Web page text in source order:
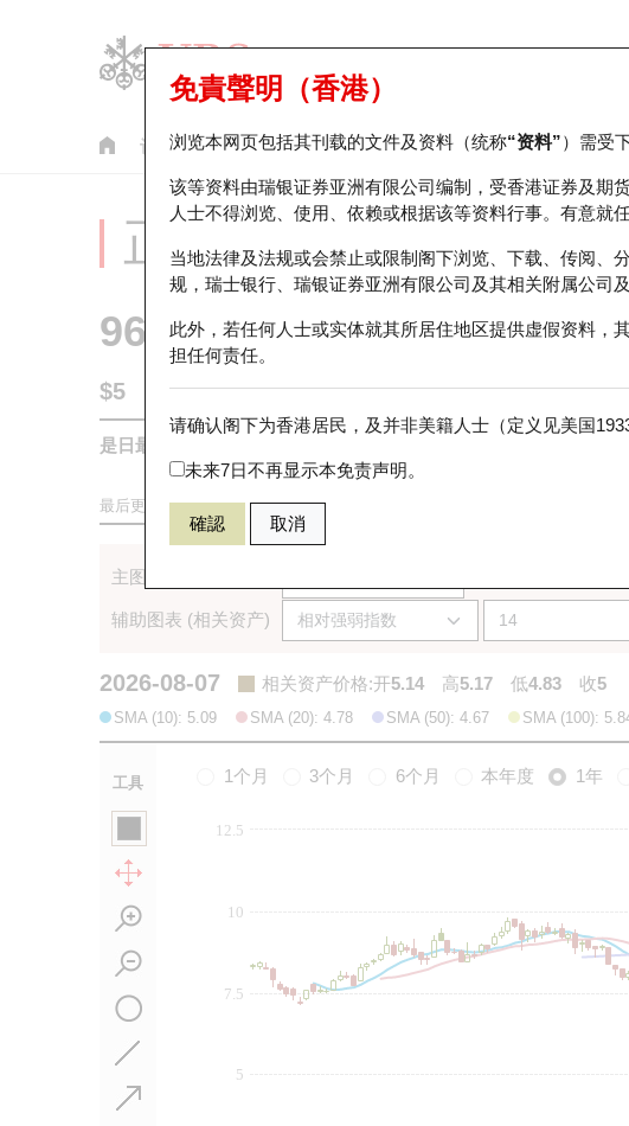
认股证 牛熊证 美股指数产品 轮证市场统计 正股数据
免責聲明（香港）
浏览本网页包括其刊载的文件及资料（统称“资料”）需受
该等资料由瑞银证券亚洲有限公司编制，受香港证券及期
人士不得浏览、使用、依赖或根据该等资料行事。有意
当地法律及法规或会禁止或限制阁下浏览、下载、传阅、
规，瑞士银行、瑞银证券亚洲有限公司及其相关附属公司
此外，若任何人士或实体就其所居住地区提供虚假资料，
担任何责任。
请确认阁下为香港居民，及并非美籍人士（定义见美国
未来7日不再显示本免责声明。
確認 取消
正股分析仪
9660 地平线机器人－Ｗ
$5 0.15 (-2.91%)
是日最高/最低价
最后更新时间:2026-08-07 16:35 (15分钟延迟)
主图表 (相关资产)
辅助图表 (相关资产)
2026-08-07 相关资产价格:开5.14 高5.17 低4.83 收5
SMA (10): 5.09 SMA (20): 4.78 SMA (50): 4.67 SMA (100):
工具 1个月 3个月 6个月 本年度 1年
5
7.5
10
12.5